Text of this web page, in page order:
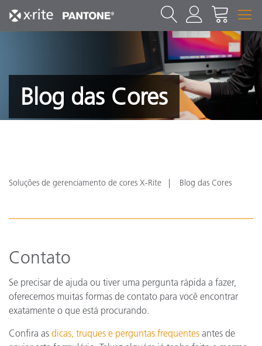
Blog das Cores
Soluções de gerenciamento de cores X-Rite Blog das Cores
Contato
Se precisar de ajuda ou tiver uma pergunta rápida a fazer,
oferecemos muitas formas de contato para você encontrar
exatamente o que está procurando.
Confira as dicas, truques e perguntas frequentes antes de